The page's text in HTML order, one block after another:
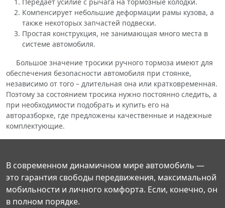
Компенсирует небольшие деформации рамы кузова, а
также некоторых запчастей подвески.
Простая конструкция, не занимающая много места в
системе автомобиля.
Большое значение тросики ручного тормоза имеют для
обеспечения безопасности автомобиля при стоянке,
независимо от того – длительная она или кратковременная.
Поэтому за состоянием тросика нужно постоянно следить, а
при необходимости подобрать и купить его на
авторазборке, где предложены качественные и надежные
комплектующие.
В современном динамичном мире автомобиль —
это гарантия свободы передвижения, максимальной
мобильности и личного комфорта. Если, конечно, он
в полном порядке.